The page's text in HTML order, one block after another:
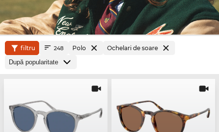
filtru 248 Polo Ochelari de soare